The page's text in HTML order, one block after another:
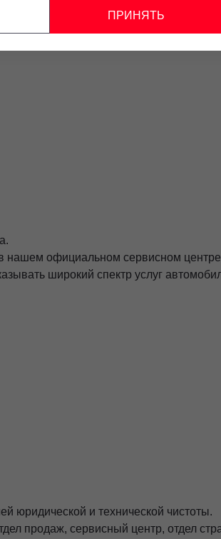
нашем официальном сервисном
широкий спектр услуг
юридической и технической чистоты.
продаж, сервисный центр, отдел
ПРИНЯТЬ